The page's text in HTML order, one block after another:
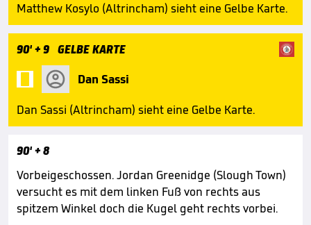
Matthew Kosylo (Altrincham) sieht eine Gelbe Karte.
90'+ 9 GELBE KARTE
Dan Sassi
Dan Sassi (Altrincham) sieht eine Gelbe Karte.
90'+ 8
Vorbeigeschossen. Jordan Greenidge (Slough Town)
versucht es mit dem linken Fuß von rechts aus
spitzem Winkel doch die Kugel geht rechts vorbei.